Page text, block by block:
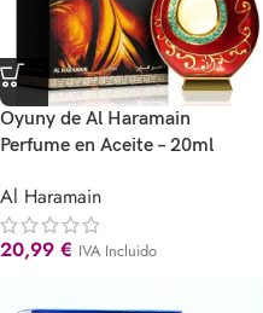
Oyuny de Al Haramain
Perfume en Aceite – 20ml
Al Haramain
20,99 € IVA Incluido